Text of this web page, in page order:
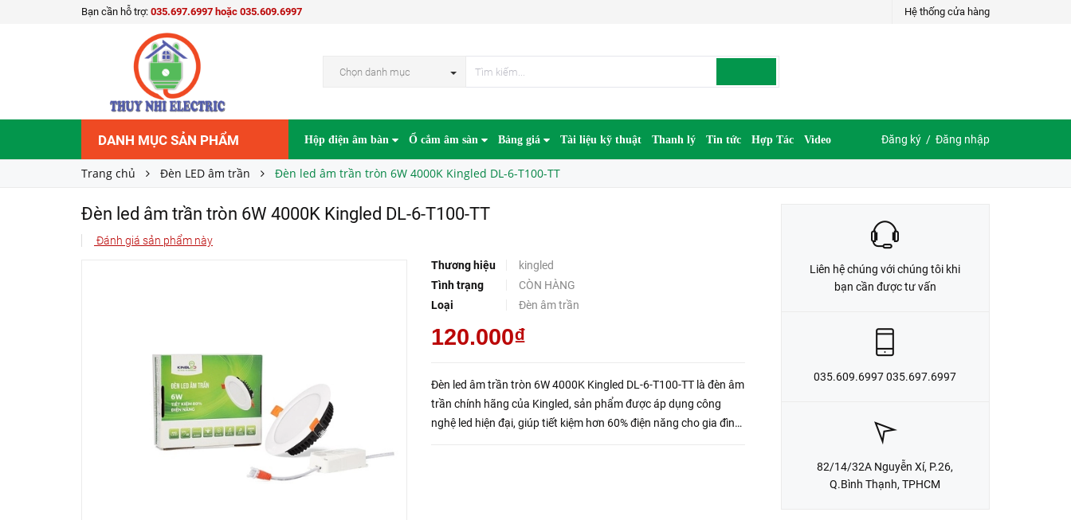
Bạn cần hỗ trợ: 035.697.6997 hoặc 035.609.6997 Hệ thống cửa hàng
Chọn danh mục
DANH MỤC SẢN PHẨM Hộp điện âm bàn Ổ cắm âm sàn Bảng giá Tài liệu kỹ thuật Thanh lý Tin tức Hợp Tác Video Đăng ký / Đăng nhập
Trang chủ Đèn LED âm trần Đèn led âm trần tròn 6W 4000K Kingled DL-6-T100-TT
Đèn led âm trần tròn 6W 4000K Kingled DL-6-T100-TT
Đánh giá sản phẩm này
Thương hiệu
kingled
Tình trạng
CÒN HÀNG
Loại
Đèn âm trần
120.000₫
Đèn led âm trần tròn 6W 4000K Kingled DL-6-T100-TT là đèn âm
trần chính hãng của Kingled, sản phẩm được áp dụng công
nghệ led hiện đại, giúp tiết kiệm hơn 60% điện năng cho gia đình,
Đèn led âm trần tròn 6W 4000K Kingled DL-6-T100-TT
Giá bán: 120.000₫
LIÊN HỆ ĐẶT HÀNG
Liên hệ chúng với chúng tôi khi
bạn cần được tư vấn
035.609.6997 035.697.6997
82/14/32A Nguyễn Xí, P.26,
Q.Bình Thạnh, TPHCM